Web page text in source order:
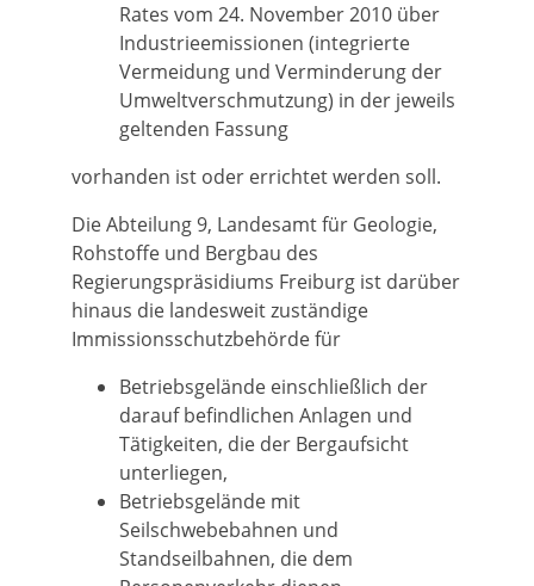
Rates vom 24. November 2010 über
Industrieemissionen (integrierte
Vermeidung und Verminderung der
Umweltverschmutzung) in der jeweils
geltenden Fassung
vorhanden ist oder errichtet werden soll.
Die Abteilung 9, Landesamt für Geologie,
Rohstoffe und Bergbau des
Regierungspräsidiums Freiburg ist darüber
hinaus die landesweit zuständige
Immissionsschutzbehörde für
Betriebsgelände einschließlich der
darauf befindlichen Anlagen und
Tätigkeiten, die der Bergaufsicht
unterliegen,
Betriebsgelände mit
Seilschwebebahnen und
Standseilbahnen, die dem